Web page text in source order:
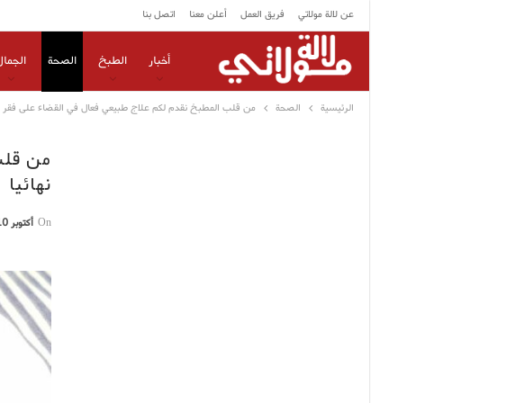
عن لالة مولاتي فريق العمل أعلن معنا اتصل بنا
أخبار الطبخ الصحة
الرئيسية الصحة من قلب المطبخ نقدم لكم علاج طبيعي فعال في القضاء على فقر
من
نهائيا
On أكتوبر 10, 2023